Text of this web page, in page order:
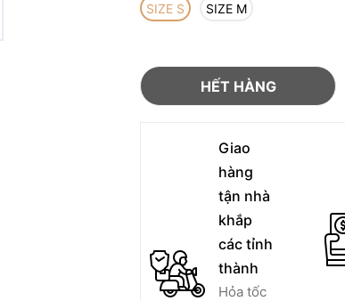
SIZE S SIZE M
HẾT HÀNG
Giao
hàng
tận nhà
khắp
các tỉnh
thành
Hỏa tốc